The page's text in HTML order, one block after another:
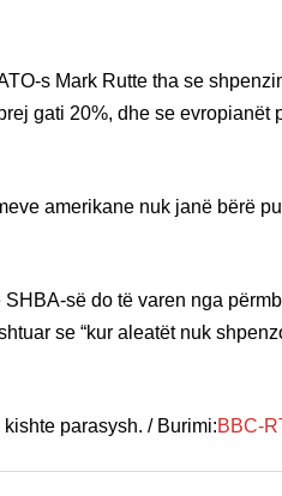
s Mark Rutte tha se
gati 20%, dhe se
amerikane nuk janë bërë
SHBA-së do të varen nga
se “kur aleatët nuk
parasysh. / Burimi:BBC-